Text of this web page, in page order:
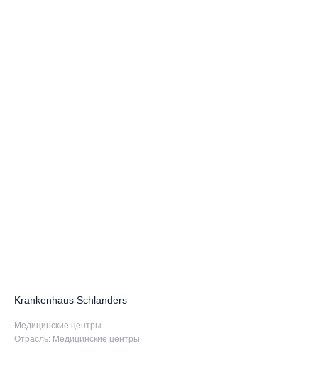
Krankenhaus Schlanders
Медицинские центры
Отрасль: Медицинские центры